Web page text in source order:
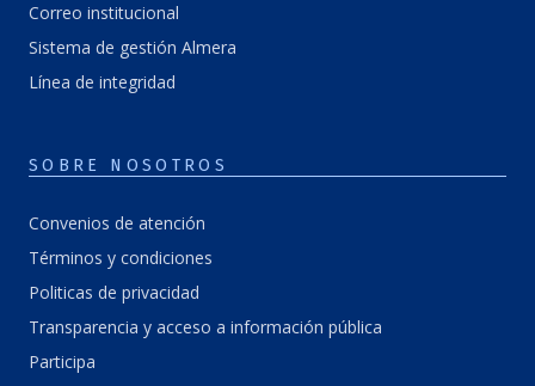
Correo institucional
Sistema de gestión Almera
Línea de integridad
SOBRE NOSOTROS
Convenios de atención
Términos y condiciones
Politicas de privacidad
Transparencia y acceso a información pública
Participa